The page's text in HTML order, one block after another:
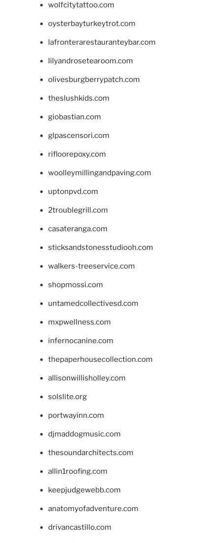
wolfcitytattoo.com
oysterbayturkeytrot.com
lafronterarestauranteybar.com
lilyandrosetearoom.com
olivesburgberrypatch.com
theslushkids.com
giobastian.com
glpascensori.com
rifloorepoxy.com
woolleymillingandpaving.com
uptonpvd.com
2troublegrill.com
casateranga.com
sticksandstonesstudiooh.com
walkers-treeservice.com
shopmossi.com
untamedcollectivesd.com
mxpwellness.com
infernocanine.com
thepaperhousecollection.com
allisonwillisholley.com
solslite.org
portwayinn.com
djmaddogmusic.com
thesoundarchitects.com
allin1roofing.com
keepjudgewebb.com
anatomyofadventure.com
drivancastillo.com